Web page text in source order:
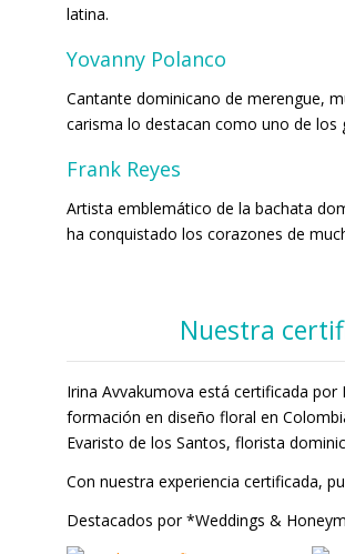
latina.
Yovanny Polanco
Cantante dominicano de merengue,
carisma lo destacan como uno de los
Frank Reyes
Artista emblemático de la bachata
ha conquistado los corazones de
Nuestra
Irina Avvakumova está certificada
formación en diseño floral en
Evaristo de los Santos, florista
Con nuestra experiencia certificada,
Destacados por *Weddings &